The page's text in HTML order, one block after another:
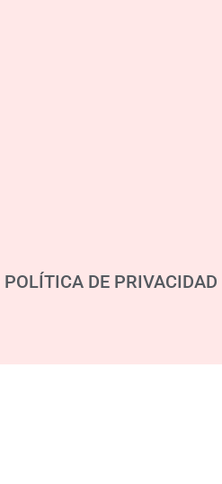
POLÍTICA DE PRIVACIDAD